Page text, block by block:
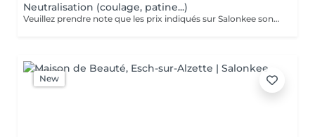
Neutralisation (coulage, patine...)
Veuillez prendre note que les prix indiqués sur Salonkee sont communiqués à titre informatif et s'entendent de base. Ces derniers sont susceptibles de varier selon le diagnostic réalisé à votre arrivée au salon et l'expertise du professionnel à qui vous confiez votre beauté. Dans tous les cas, un devis précis vous sera proposé et toutes réalisations de prestations seront effectuées avec votre accord. Un grand merci d'avance pour votre compréhension. Au plaisir de vous recevoir très vite.
New